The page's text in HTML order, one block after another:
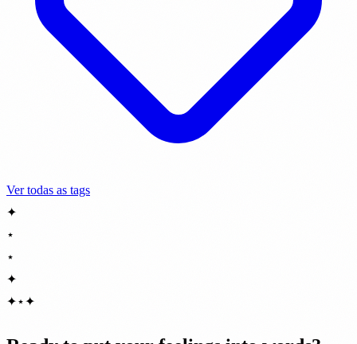
Ver todas as tags
✦
⋆
⋆
✦
✦⋆✦